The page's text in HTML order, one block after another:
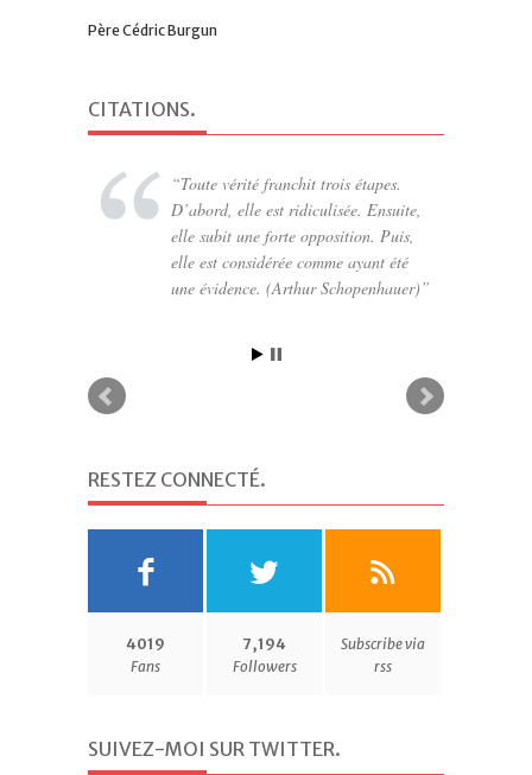
Père Cédric Burgun
CITATIONS.
Toute vérité franchit trois étapes.
D’abord, elle est ridiculisée. Ensuite,
elle subit une forte opposition. Puis,
elle est considérée comme ayant été
une évidence. (Arthur Schopenhauer)
RESTEZ CONNECTÉ.
4019
Fans
7,194
Followers
Subscribe via
rss
SUIVEZ-MOI SUR TWITTER.